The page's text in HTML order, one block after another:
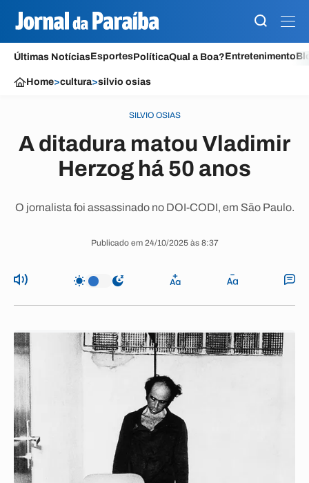
Últimas NotíciasEsportesPolíticaQual a Boa?Entretenimento
Home>cultura>silvio osias
SILVIO OSIAS
A ditadura matou Vladimir
Herzog há 50 anos
O jornalista foi assassinado no DOI-CODI, em São Paulo.
Publicado em 24/10/2025 às 8:37